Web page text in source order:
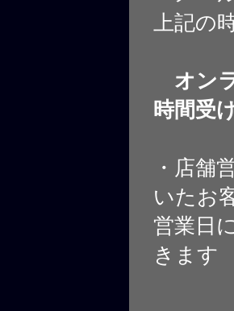
上記の
オン
時間受
・店舗
いたお
営業日
きます